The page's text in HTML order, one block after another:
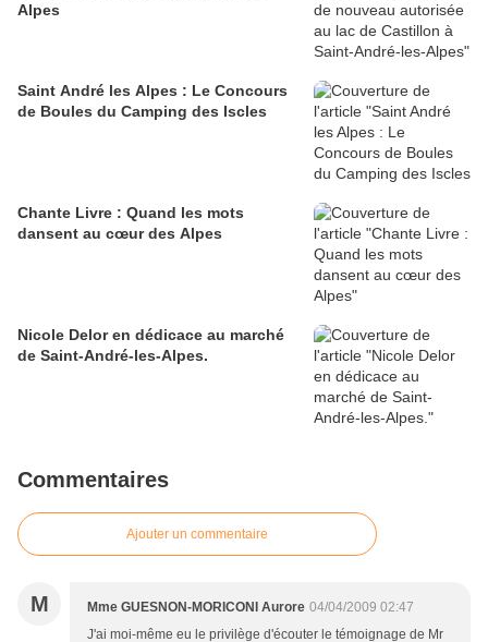
Alpes
Saint André les Alpes : Le Concours
de Boules du Camping des Iscles
Chante Livre : Quand les mots
dansent au cœur des Alpes
Nicole Delor en dédicace au marché
de Saint-André-les-Alpes.
Commentaires
Ajouter un commentaire
M Mme GUESNON-MORICONI Aurore 04/04/2009 02:47
J'ai moi-même eu le privilège d'écouter le témoignage de Mr